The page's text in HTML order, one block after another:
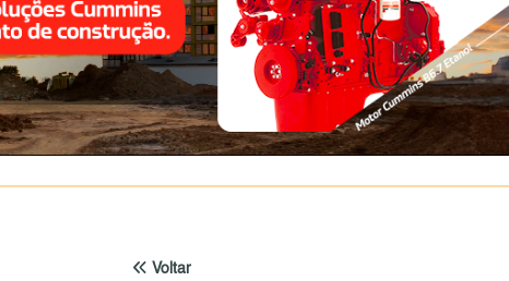
Voltar